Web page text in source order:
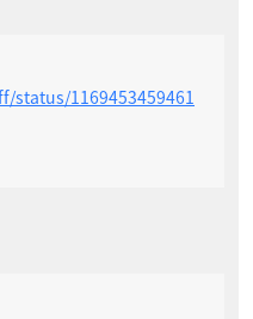
status/1169453459461